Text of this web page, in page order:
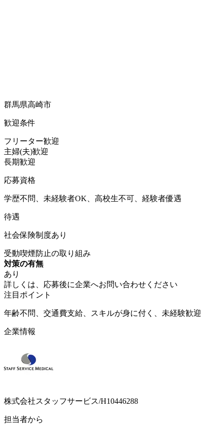
群馬県高崎市
歓迎条件
フリーター歓迎
主婦(夫)歓迎
長期歓迎
応募資格
学歴不問、未経験者OK、高校生不可、経験者優遇
待遇
社会保険制度あり
受動喫煙防止の取り組み
対策の有無
あり
詳しくは、応募後に企業へお問い合わせください
注目ポイント
年齢不問、交通費支給、スキルが身に付く、未経験歓迎
企業情報
株式会社スタッフサービス/H10446288
担当者から